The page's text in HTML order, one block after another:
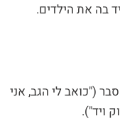
בה את הילדים.
("כואב לי הגב, אני
ויד").